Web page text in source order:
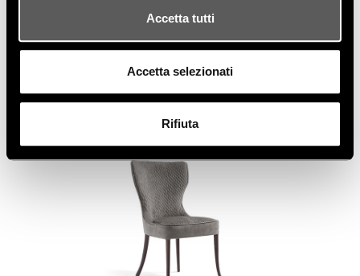
Accetta tutti
Accetta selezionati
Rifiuta
PERLA CHAIR LOW-HIGH